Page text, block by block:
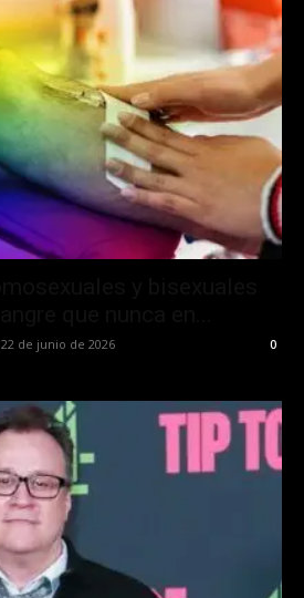
22 de junio de 2026 0